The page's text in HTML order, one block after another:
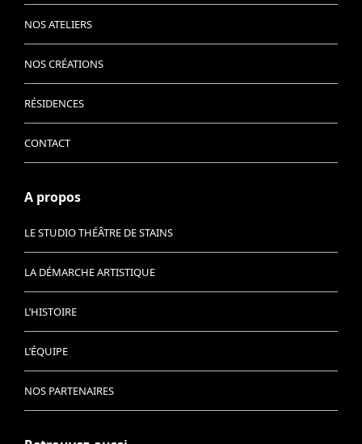
NOS ATELIERS
NOS CRÉATIONS
RÉSIDENCES
CONTACT
A propos
LE STUDIO THÉÂTRE DE STAINS
LA DÉMARCHE ARTISTIQUE
L’HISTOIRE
L’ÉQUIPE
NOS PARTENAIRES